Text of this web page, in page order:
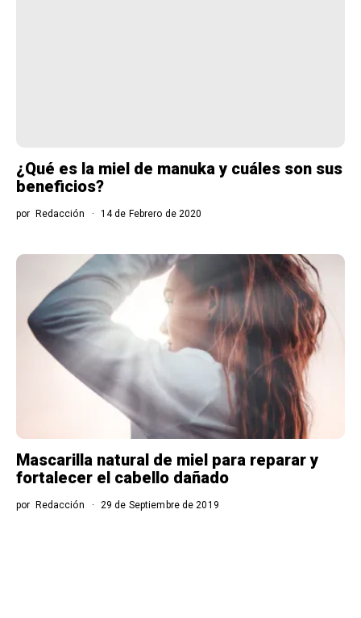
¿Qué es la miel de manuka y cuáles son sus
beneficios?
por Redacción 14 de Febrero de 2020
Mascarilla natural de miel para reparar y
fortalecer el cabello dañado
por Redacción 29 de Septiembre de 2019